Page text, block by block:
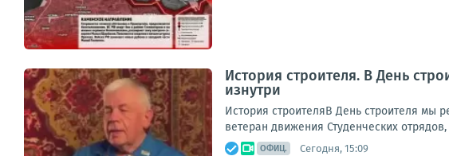
История строителя. В День
изнутри
История строителяВ День строителя мы
ветеран движения Студенческих
ОФИЦ. Сегодня, 15:09